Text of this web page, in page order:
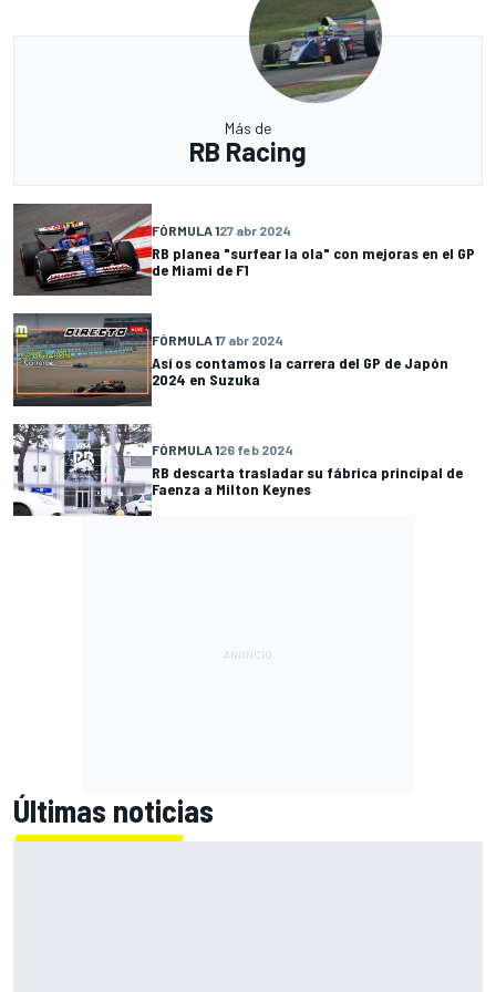
Más de
RB Racing
FÓRMULA 127 abr 2024
RB planea "surfear la ola" con mejoras en el GP
de Miami de F1
FÓRMULA 17 abr 2024
Así os contamos la carrera del GP de Japón
2024 en Suzuka
FÓRMULA 126 feb 2024
RB descarta trasladar su fábrica principal de
Faenza a Milton Keynes
Últimas noticias